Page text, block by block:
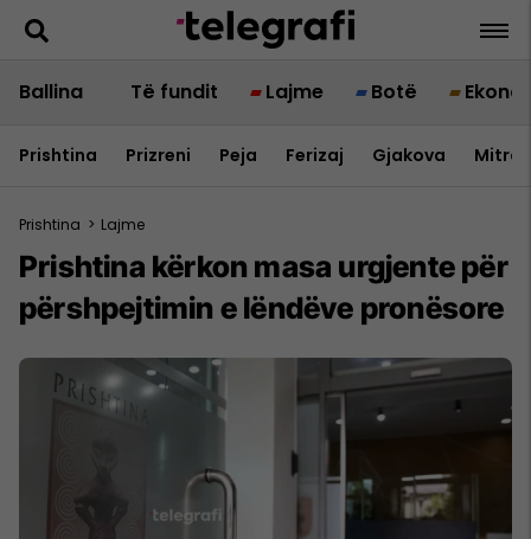
Ballina Të fundit Lajme Botë
Prishtina Prizreni Peja Ferizaj Gjakova
Prishtina > Lajme
Prishtina kërkon masa urgjente për
përshpejtimin e lëndëve pronësore